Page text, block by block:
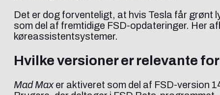
Det er dog forventeligt, at hvis Tesla får grønt
som del af fremtidige FSD-opdateringer. Her
køreassistentsystemer.
Hvilke versioner er relevante
Mad Maxer aktiveret som del af FSD-version